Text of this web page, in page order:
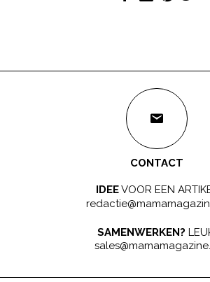
CONTACT
IDEEVOOR EEN
SAMENWERKEN?